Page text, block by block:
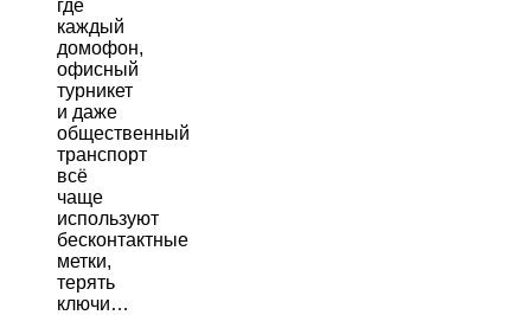
где
каждый
домофон,
офисный
турникет
и даже
общественный
транспорт
всё
чаще
используют
бесконтактные
метки,
терять
ключи…